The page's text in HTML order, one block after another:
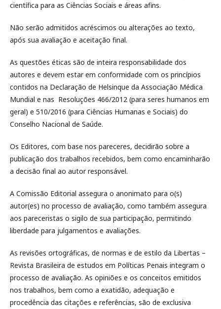
científica para as Ciências Sociais e áreas afins.
Não serão admitidos acréscimos ou alterações ao texto,
após sua avaliação e aceitação final.
As questões éticas são de inteira responsabilidade dos
autores e devem estar em conformidade com os princípios
contidos na Declaração de Helsinque da Associação Médica
Mundial e nas Resoluções 466/2012 (para seres humanos em
geral) e 510/2016 (para Ciências Humanas e Sociais) do
Conselho Nacional de Saúde.
Os Editores, com base nos pareceres, decidirão sobre a
publicação dos trabalhos recebidos, bem como encaminharão
a decisão final ao autor responsável.
A Comissão Editorial assegura o anonimato para o(s)
autor(es) no processo de avaliação, como também assegura
aos pareceristas o sigilo de sua participação, permitindo
liberdade para julgamentos e avaliações.
As revisões ortográficas, de normas e de estilo da Libertas –
Revista Brasileira de estudos em Políticas Penais integram o
processo de avaliação. As opiniões e os conceitos emitidos
nos trabalhos, bem como a exatidão, adequação e
procedência das citações e referências, são de exclusiva